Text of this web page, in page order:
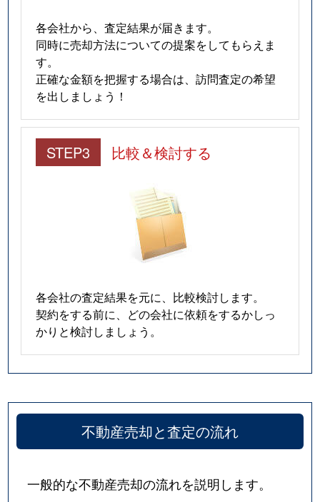
各会社から、査定結果が届きます。
同時に売却方法についての提案をしてもらえま
す。
正確な金額を把握する場合は、訪問査定の希望
を出しましょう！
STEP3 比較＆検討する
各会社の査定結果を元に、比較検討します。
契約をする前に、どの会社に依頼をするかしっ
かりと検討しましょう。
不動産売却と査定の流れ
一般的な不動産売却の流れを説明します。